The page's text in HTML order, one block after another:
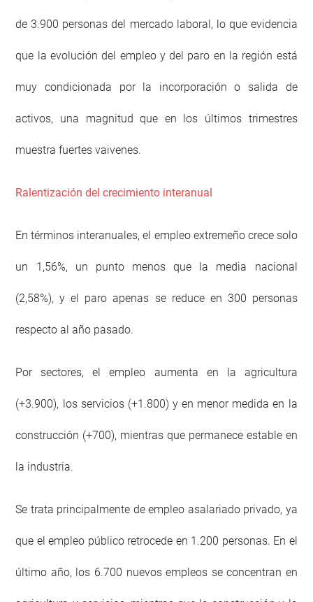
de 3.900 personas del mercado laboral, lo que evidencia
que la evolución del empleo y del paro en la región está
muy condicionada por la incorporación o salida de
activos, una magnitud que en los últimos trimestres
muestra fuertes vaivenes.
Ralentización del crecimiento interanual
En términos interanuales, el empleo extremeño crece solo
un 1,56%, un punto menos que la media nacional
(2,58%), y el paro apenas se reduce en 300 personas
respecto al año pasado.
Por sectores, el empleo aumenta en la agricultura
(+3.900), los servicios (+1.800) y en menor medida en la
construcción (+700), mientras que permanece estable en
la industria.
Se trata principalmente de empleo asalariado privado, ya
que el empleo público retrocede en 1.200 personas. En el
último año, los 6.700 nuevos empleos se concentran en